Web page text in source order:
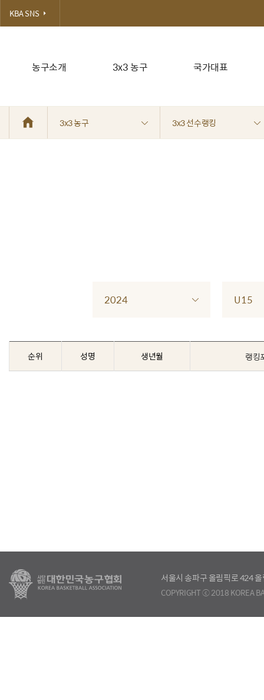
농구소개 3x3 농구 국가대표
KBA SNS
3x3 농구 3x3 선수랭킹
2024 U15
순위 성명 생년월 랭킹
서울시 송파구 올림픽로 424
COPYRIGHT ⓒ 2018 KOREA